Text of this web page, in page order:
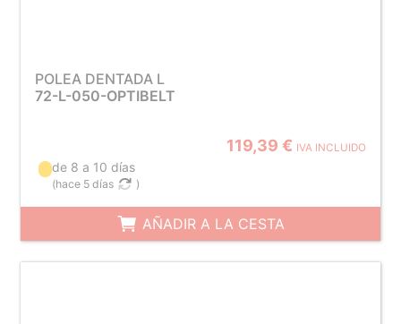
POLEA DENTADA L
72-L-050-OPTIBELT
119,39 € IVA INCLUIDO
de 8 a 10 días
(hace 5 días )
AÑADIR A LA CESTA